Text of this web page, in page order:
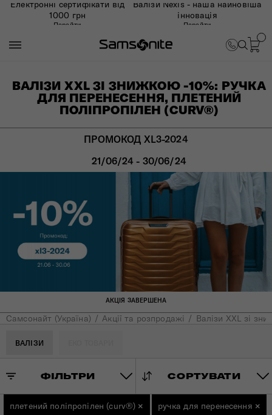
Електронні сертифікати від
1000 грн
Перейти
Валізи Nexis - наша найновіша
інновація
Перейти
ВАЛІЗИ XXL ЗІ ЗНИЖКОЮ -10%: РУЧКА
ДЛЯ ПЕРЕНЕСЕННЯ, ПЛЕТЕНИЙ
ПОЛІПРОПІЛЕН (CURV®)
ПРОМОКОД XL3-2024
21/06/24 - 30/06/24
АКЦІЯ ЗАВЕРШЕНА
Самсонайт (Україна) Акції та розпродажі Валізи XXL зі
ВАЛІЗИ
ФІЛЬТРИ СОРТУВАТИ
плетений поліпропілен (curv®) × ручка для перенесення ×